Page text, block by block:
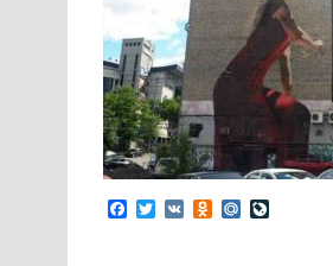
Facebook
Twitter
VK Odnoklassniki
Mail.Ru